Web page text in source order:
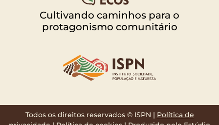
Cultivando caminhos para o
protagonismo comunitário
Todos os direitos reservados © ISPN | Política de